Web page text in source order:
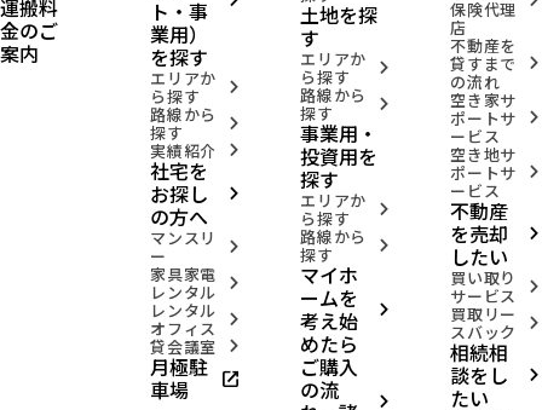
運搬料
金のご
案内
ト・事
業用）
を探す
エリアか
ら探す arrow_forward_ios
路線から
探す arrow_forward_ios
実績紹介 arrow_forward_ios
社宅を
お探し
の方へ
arrow_forward_ios
マンスリ
ー arrow_forward_ios
家具家電
レンタル arrow_forward_ios
レンタル
オフィス arrow_forward_ios
貸会議室 arrow_forward_ios
月極駐
車場 open_in_new
土地を探
す
エリアか
ら探す arrow_forward_ios
路線から
探す arrow_forward_ios
事業用・
投資用を
探す
エリアか
ら探す arrow_forward_ios
路線から
探す arrow_forward_ios
マイホ
ームを
考え始
めたら
arrow_forward_ios
ご購入
の流 arrow_forward_ios
保険代理
店
不動産を
貸すまで
の流れ
arrow_forward_ios
空き家サ
ポートサ
ービス
arrow_forward_ios
空き地サ
ポートサ
ービス
arrow_forward_ios
不動産
を売却
したい
arrow_forward_ios
買い取り
サービス arrow_forward_ios
買取リー
スバック arrow_forward_ios
相続相
談をし
たい
arrow_forward_ios